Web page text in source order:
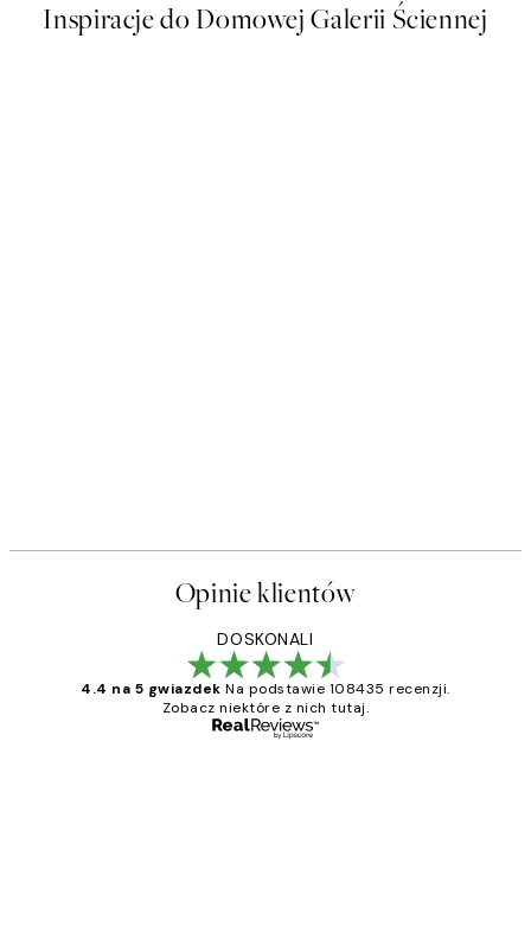
Inspiracje do Domowej Galerii Ściennej
Opinie klientów
DOSKONALI
4.4 na 5 gwiazdek Na podstawie 108435 recenzji.
Zobacz niektóre z nich tutaj.